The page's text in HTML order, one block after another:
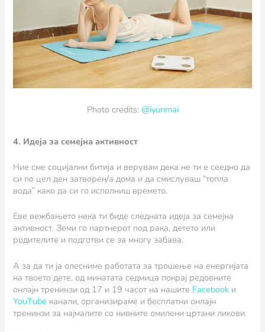
Photo credits: @iyunmai
4. Идеја за семејна активност
Ние сме социјални битија и верувам дека не ти е сеедно да
си по цел ден затворен/а дома и да смислуваш “топла
вода” како да си го исполниш времето.
Еве вежбањето нека ти биде следната идеја за семејна
активност. Земи го партнерот под рака, детето или
родителите и подготви се за многу забава.
А за да ти ја олесниме работата за трошење на енергијата
на твоето дете, од минатата седмица покрај редовните
онлајн тренинзи од 17 и 19 часот на нашите Facebook и
YouТube канали, организираме и бесплатни онлајн
тренинзи за најмалите со нивните омилени цртани ликови.